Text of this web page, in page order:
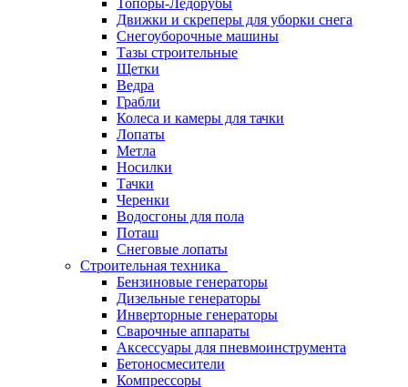
Топоры-Ледорубы
Движки и скреперы для уборки снега
Снегоуборочные машины
Тазы строительные
Щетки
Ведра
Грабли
Колеса и камеры для тачки
Лопаты
Метла
Носилки
Тачки
Черенки
Водосгоны для пола
Поташ
Снеговые лопаты
Строительная техника
Бензиновые генераторы
Дизельные генераторы
Инверторные генераторы
Сварочные аппараты
Аксессуары для пневмоинструмента
Бетоносмесители
Компрессоры